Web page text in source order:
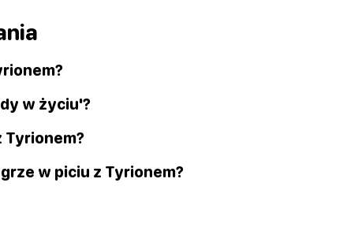
w życiu'?
Tyrionem?
w piciu z Tyrionem?